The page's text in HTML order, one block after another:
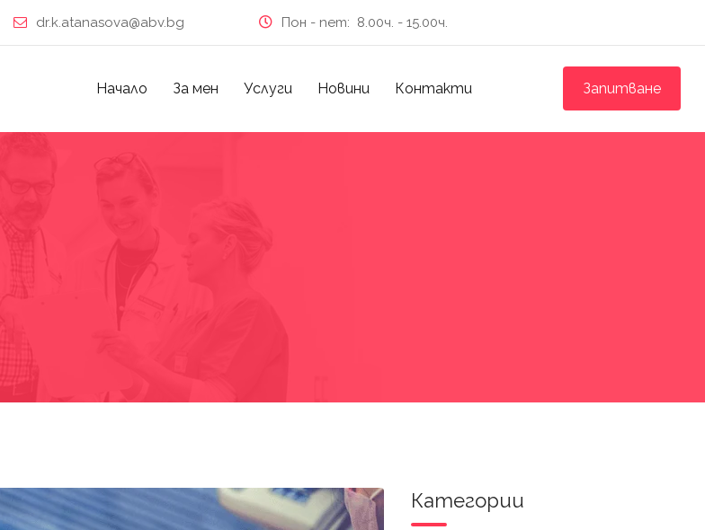
dr.k.atanasova@abv.bg Пон - пет: 8.00ч. - 15.00ч.
Начало За мен Услуги Новини Контакти Запитване
Категории